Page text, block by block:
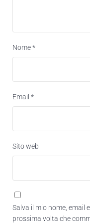
Nome*
Email *
Sito web
Salva il mio nome, email
prossima volta che